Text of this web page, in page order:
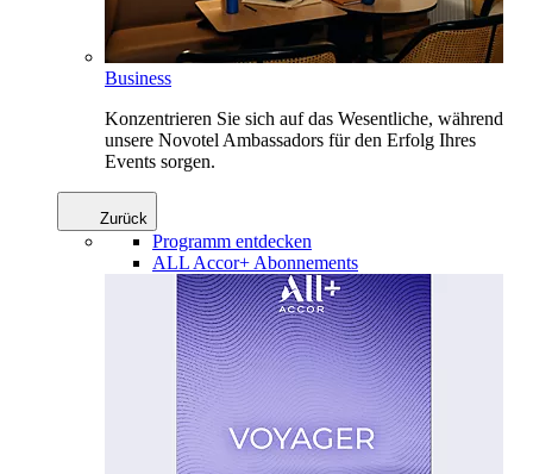
Business
Konzentrieren Sie sich auf das Wesentliche, während
unsere Novotel Ambassadors für den Erfolg Ihres
Events sorgen.
Zurück
Programm entdecken
ALL Accor+ Abonnements